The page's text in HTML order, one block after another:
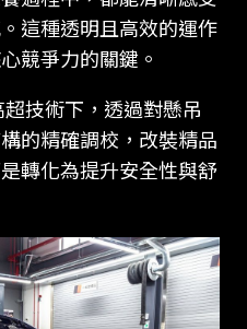
這種透明且高效的運作
競爭力的關鍵。
技術下，透過對懸吊
的精確調校，改裝精品
轉化為提升安全性與舒